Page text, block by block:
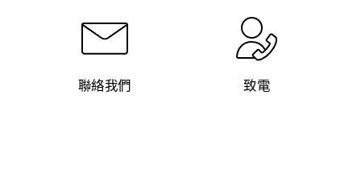
聯絡我們 致電